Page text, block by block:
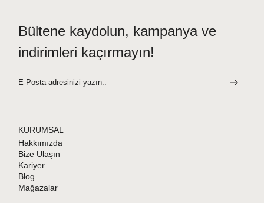
Bültene kaydolun, kampanya ve
indirimleri kaçırmayın!
KURUMSAL
Hakkımızda
Bize Ulaşın
Kariyer
Blog
Mağazalar